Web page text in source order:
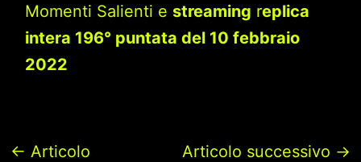
Momenti Salienti e streaming replica
intera 196° puntata del 10 febbraio
2022
← Articolo
Articolo successivo →